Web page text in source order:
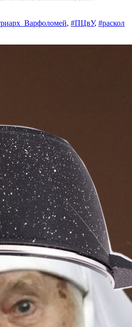
, #ПЦвУ, #раскол